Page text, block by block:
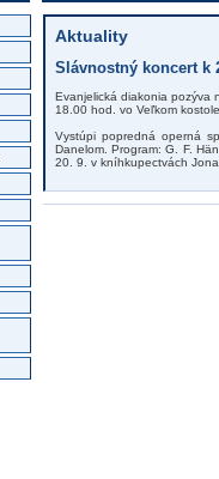
Aktuality
Slávnostný koncert k
Evanjelická diakonia pozýva
18.00 hod. vo Veľkom
Vystúpi popredná operná
Danelom. Program: G. F.
20. 9. v kníhkupectvách